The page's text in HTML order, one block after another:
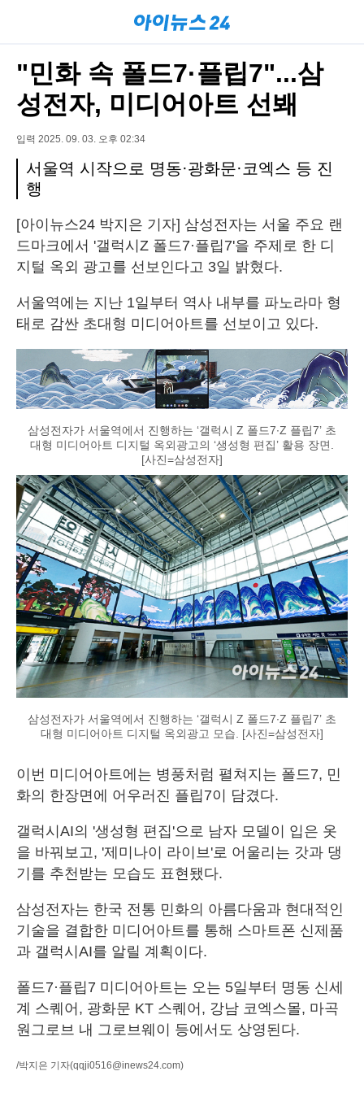
"민화 속 폴드7·플립7"...삼
성전자, 미디어아트 선봬
입력 2025. 09. 03. 오후 02:34
서울역 시작으로 명동·광화문·코엑스 등 진
행
[아이뉴스24 박지은 기자] 삼성전자는 서울 주요 랜
드마크에서 '갤럭시Z 폴드7·플립7'을 주제로 한 디
지털 옥외 광고를 선보인다고 3일 밝혔다.
서울역에는 지난 1일부터 역사 내부를 파노라마 형
태로 감싼 초대형 미디어아트를 선보이고 있다.
삼성전자가 서울역에서 진행하는 ‘갤럭시 Z 폴드7∙Z 플립7’ 초
대형 미디어아트 디지털 옥외광고의 ‘생성형 편집’ 활용 장면.
[사진=삼성전자]
삼성전자가 서울역에서 진행하는 ‘갤럭시 Z 폴드7∙Z 플립7’ 초
대형 미디어아트 디지털 옥외광고 모습. [사진=삼성전자]
이번 미디어아트에는 병풍처럼 펼쳐지는 폴드7, 민
화의 한장면에 어우러진 플립7이 담겼다.
갤럭시AI의 '생성형 편집'으로 남자 모델이 입은 옷
을 바꿔보고, '제미나이 라이브'로 어울리는 갓과 댕
기를 추천받는 모습도 표현됐다.
삼성전자는 한국 전통 민화의 아름다움과 현대적인
기술을 결합한 미디어아트를 통해 스마트폰 신제품
과 갤럭시AI를 알릴 계획이다.
폴드7·플립7 미디어아트는 오는 5일부터 명동 신세
계 스퀘어, 광화문 KT 스퀘어, 강남 코엑스몰, 마곡
원그로브 내 그로브웨이 등에서도 상영된다.
/박지은 기자(qqji0516@inews24.com)